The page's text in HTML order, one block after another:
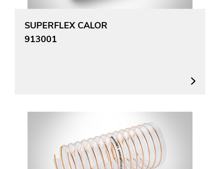
SUPERFLEX CALOR
913001